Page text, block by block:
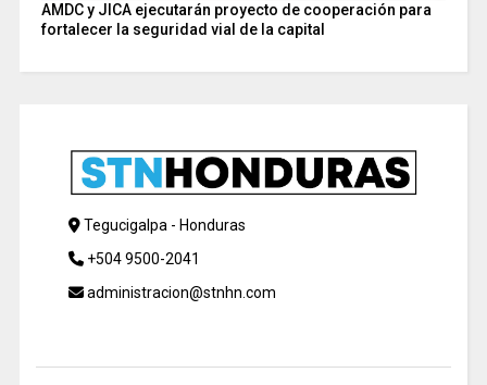
AMDC y JICA ejecutarán proyecto de cooperación para
fortalecer la seguridad vial de la capital
Tegucigalpa - Honduras
+504 9500-2041
administracion@stnhn.com